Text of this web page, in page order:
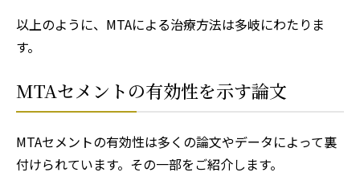
以上のように、MTAによる治療方法は多岐にわたりま
す。
MTAセメントの有効性を示す論文
MTAセメントの有効性は多くの論文やデータによって裏
付けられています。その一部をご紹介します。